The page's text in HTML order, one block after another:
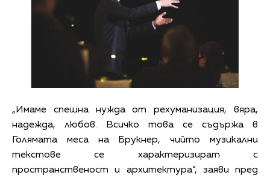
„Имаме спешна нужда от рехуманизация, вяра,
надежда, любов. Всичко това се съдържа в
Голямата меса на Брукнер, чийто музикални
текстове се характеризират с
пространственост и архитектура“, заяви пред